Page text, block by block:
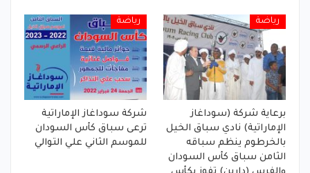
رياضة
برعاية شركة (سوداغاز
الإماراتية) نادي سباق الخيل
بالخرطوم ينظم سباقه
الثامن سباق كأس السودان
رياضة
شركة سوداغاز الإماراتية
ترعى سباق كأس السودان
للموسم الثاني علي التوالي